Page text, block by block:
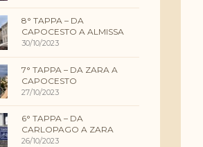
8° TAPPA – DA
CAPOCESTO A ALMISSA
30/10/2023
7° TAPPA – DA ZARA A
CAPOCESTO
27/10/2023
6° TAPPA – DA
CARLOPAGO A ZARA
26/10/2023